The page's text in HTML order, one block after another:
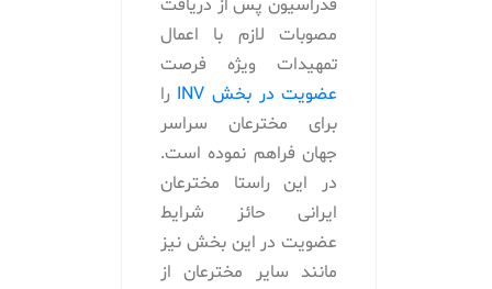
فدراسیون پس از دریافت
مصوبات لازم با اعمال
تمهیدات ویژه فرصت
عضویت در بخش INV
را
برای مخترعان سراسر
جهان فراهم نموده است.
در این راستا مخترعان
ایرانی حائز شرایط
عضویت در این بخش نیز
مانند سایر مخترعان از